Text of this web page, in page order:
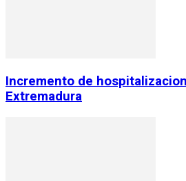
Incremento de
Extremadura